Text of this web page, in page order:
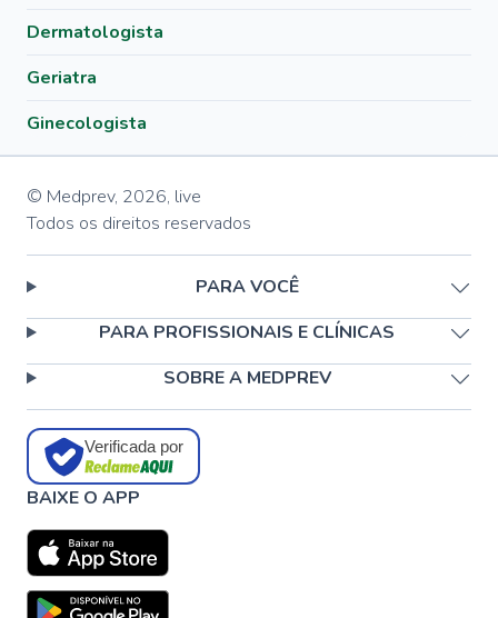
Dermatologista
Geriatra
Ginecologista
© Medprev, 2026, live
Todos os direitos reservados
PARA VOCÊ
PARA PROFISSIONAIS E CLÍNICAS
SOBRE A MEDPREV
Verificada por
BAIXE O APP